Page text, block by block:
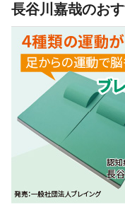
長谷川嘉哉のお